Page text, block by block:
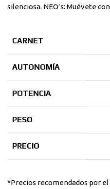
silenciosa. NEO’s: Muévete
CARNET
AUTONOMÍA
POTENCIA
PESO
PRECIO
*Precios recomendados por